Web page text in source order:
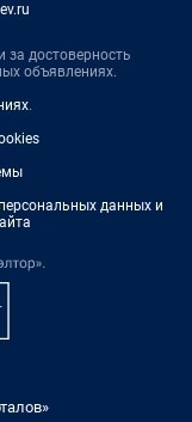
за достоверность
объявлениях.
.
данных и